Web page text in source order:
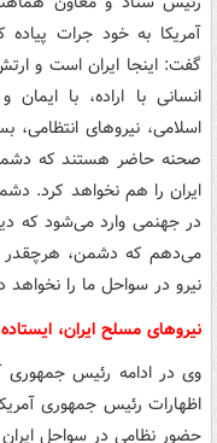
آمریکا به خود جرات
گفت: اینجا ایران است و
انسانی با اراده، با
اسلامی، نیروهای
صحنه حاضر هستند که
ایران را هم نخواهد کرد.
در جهنمی وارد می‌شود که
می‌دهم که دشمن، هرچقدر
نیرو در سواحل ما را
نیروهای مسلح ایران،
وی در ادامه رئیس جمهوری
اظهارات رئیس جمهوری
حضور نظامی در سواحل